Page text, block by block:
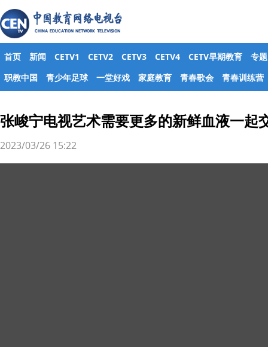
首页 新闻 CETV1 CETV2 CETV3 CETV4 CETV早期教育
专题
职教中国
青少年足球 一堂好戏 家庭教育 青春歌会 青春训练营
张峻宁电视艺术需要更多的新鲜血液一起
2023/03/26 15:22